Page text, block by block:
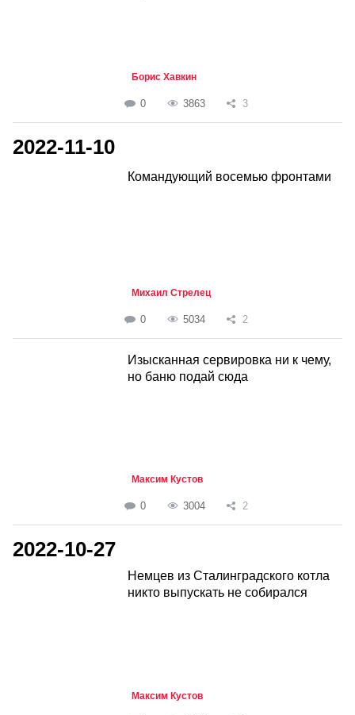
Борис Хавкин
0 3863 3
2022-11-10
Командующий восемью фронтами
Михаил Стрелец
0 5034 2
Изысканная сервировка ни к чему,
но баню подай сюда
Максим Кустов
0 3004 2
2022-10-27
Немцев из Сталинградского котла
никто выпускать не собирался
Максим Кустов